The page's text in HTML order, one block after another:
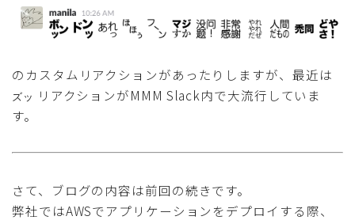
のカスタムリアクションがあったりしますが、最近は
ズッ
リアクションがMMM Slack内で大流行していま
す。
さて、ブログの内容は前回の続きです。
弊社ではAWSでアプリケーションをデプロイする際、